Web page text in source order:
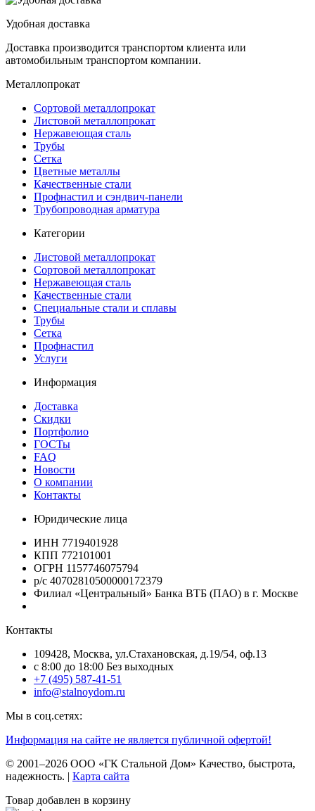
Удобная доставка
Доставка производится транспортом клиента или
автомобильным транспортом компании.
Металлопрокат
Сортовой металлопрокат
Листовой металлопрокат
Нержавеющая сталь
Трубы
Сетка
Цветные металлы
Качественные стали
Профнастил и сэндвич-панели
Трубопроводная арматура
Категории
Листовой металлопрокат
Сортовой металлопрокат
Нержавеющая сталь
Качественные стали
Специальные стали и сплавы
Трубы
Сетка
Профнастил
Услуги
Информация
Доставка
Скидки
Портфолио
ГОСТы
FAQ
Новости
О компании
Контакты
Юридические лица
ИНН 7719401928
КПП 772101001
ОГРН 1157746075794
р/с 40702810500000172379
Филиал «Центральный» Банка ВТБ (ПАО) в г. Москве
Контакты
109428, Москва, ул.Стахановская, д.19/54, оф.13
c 8:00 до 18:00 Без выходных
+7 (495) 587-41-51
info@stalnoydom.ru
Мы в соц.сетях:
Информация на сайте не является публичной офертой!
© 2001–2026 ООО «ГК Стальной Дом» Качество, быстрота,
надежность. | Карта сайта
Товар добавлен в корзину